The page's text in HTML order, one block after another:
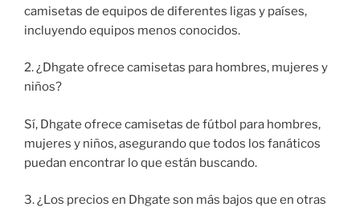
camisetas de equipos de diferentes ligas y países,
incluyendo equipos menos conocidos.
2. ¿Dhgate ofrece camisetas para hombres, mujeres y
niños?
Sí, Dhgate ofrece camisetas de fútbol para hombres,
mujeres y niños, asegurando que todos los fanáticos
puedan encontrar lo que están buscando.
3. ¿Los precios en Dhgate son más bajos que en otras